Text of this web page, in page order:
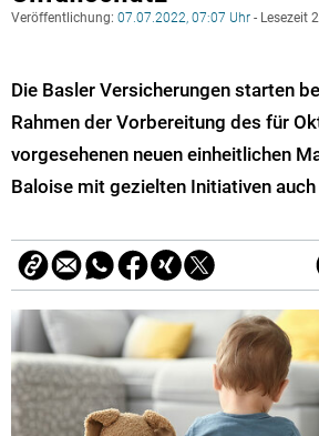
Veröffentlichung: 07.07.2022, 07:07 Uhr - Lesezeit
Die Basler Versicherungen starten
Rahmen der Vorbereitung des für
vorgesehenen neuen einheitlichen
Baloise mit gezielten Initiativen